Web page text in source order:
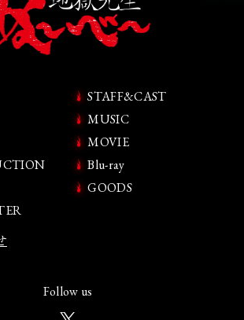
STAFF&CAST
MUSIC
MOVIE
Blu-ray
GOODS
Follow us